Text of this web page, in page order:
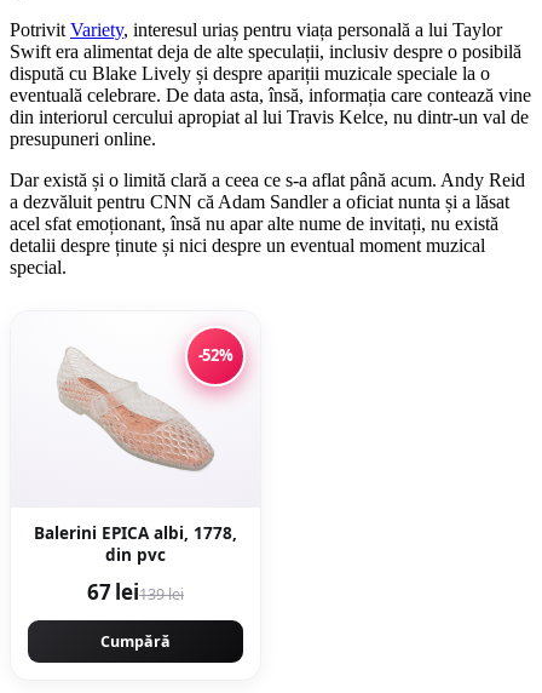
Potrivit Variety, interesul uriaș pentru viața personală a lui Taylor
Swift era alimentat deja de alte speculații, inclusiv despre o posibilă
dispută cu Blake Lively și despre apariții muzicale speciale la o
eventuală celebrare. De data asta, însă, informația care contează vine
din interiorul cercului apropiat al lui Travis Kelce, nu dintr-un val de
presupuneri online.
Dar există și o limită clară a ceea ce s-a aflat până acum. Andy Reid
a dezvăluit pentru CNN că Adam Sandler a oficiat nunta și a lăsat
acel sfat emoționant, însă nu apar alte nume de invitați, nu există
detalii despre ținute și nici despre un eventual moment muzical
special.
-52%
Balerini EPICA albi, 1778,
din pvc
67 lei139 lei
Cumpără